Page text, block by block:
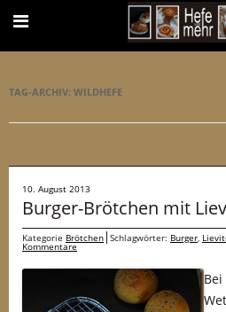
TAG-ARCHIV: WILDHEFE
10. August 2013
Burger-Brötchen mit
Kategorie Brötchen Schlagwörter: Burger,
Kommentare